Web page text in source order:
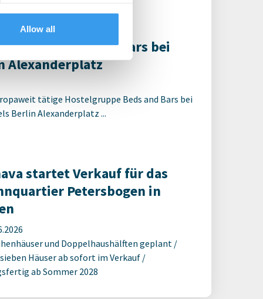
Allow all
berät Beds and Bars bei
Alexanderplatz
tätige Hostelgruppe Beds and Bars bei
Berlin Alexanderplatz ...
startet Verkauf für das
Petersbogen in
und Doppelhaushälften geplant /
Häuser ab sofort im Verkauf /
ab Sommer 2028